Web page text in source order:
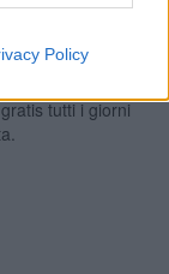
Policy
tutti i giorni